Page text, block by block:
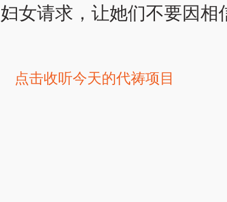
女请求，让她们不要因
点击收听今天的代祷项目